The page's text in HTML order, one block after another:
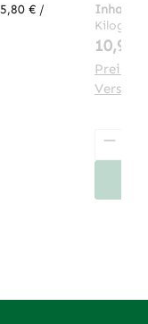
€ /
den
Inhalt:
10,95 €
Preise